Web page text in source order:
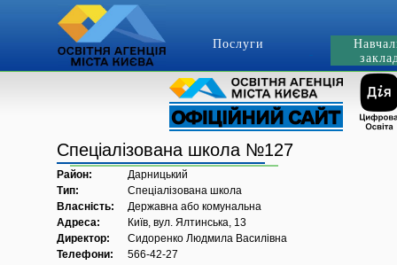
Послуги
Спеціалізована школа №127
Район:
Дарницький
Тип:
Спеціалізована школа
Власність:
Державна або комунальна
Адреса:
Київ, вул. Ялтинська, 13
Директор:
Сидоренко Людмила Василівна
Телефони:
566-42-27